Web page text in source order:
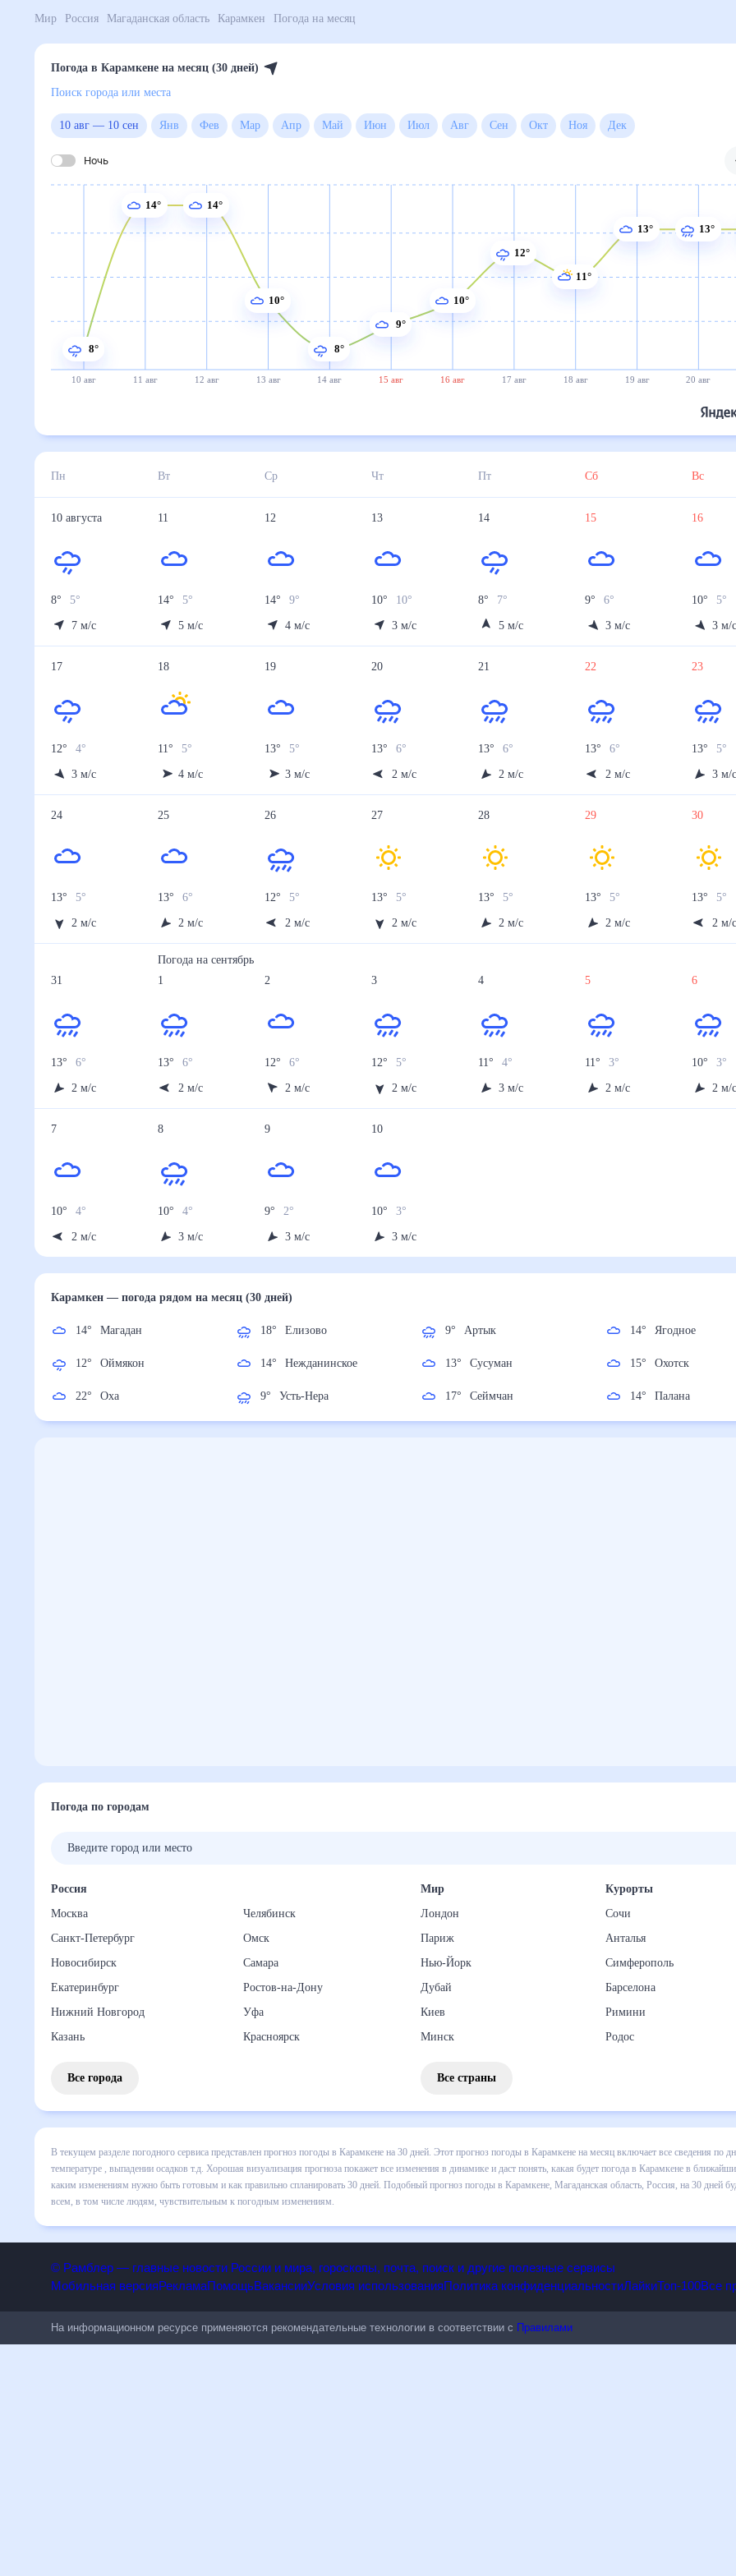
Мир Россия Магаданская область Карамкен Погода на месяц
Погода в Карамкене на месяц (30 дней)
Поиск города или места
10 авг—10 сен Янв Фев Мар Апр Май Июн Июл Авг Сен Окт Ноя
Ночь
10 авг 11 авг 12 авг 13 авг 14 авг 15 авг 16 авг 17 авг 18 авг 19 авг 20 авг
8°
14° 14°
10°
8°
9°
10°
12°
11°
13° 13°
Пн Вт Ср Чт Пт Сб Вс
10 августа
8° 5°
7 м/с
11
14° 5°
5 м/с
12
14° 9°
4 м/с
13
10° 10°
3 м/с
14
8° 7°
5 м/с
15
9° 6°
3 м/с
16
10° 5°
3 м/с
17
12° 4°
3 м/с
18
11° 5°
4 м/с
19
13° 5°
3 м/с
20
13° 6°
2 м/с
21
13° 6°
2 м/с
22
13° 6°
2 м/с
23
13° 5°
3 м/с
24
13° 5°
2 м/с
25
13° 6°
2 м/с
26
12° 5°
2 м/с
27
13° 5°
2 м/с
28
13° 5°
2 м/с
29
13° 5°
2 м/с
30
13° 5°
2 м/с
31
13° 6°
2 м/с
Погода насентябрь
1
13° 6°
2 м/с
2
12° 6°
2 м/с
3
12° 5°
2 м/с
4
11° 4°
3 м/с
5
11° 3°
2 м/с
6
10° 3°
2 м/с
7
10° 4°
2 м/с
8
10° 4°
3 м/с
9
9° 2°
3 м/с
10
10° 3°
3 м/с
Карамкен— погода рядомна месяц (30 дней)
14° Магадан
12° Оймякон
22° Оха
18° Елизово
14° Нежданинское
9° Усть-Нера
9° Артык
13° Сусуман
17° Сеймчан
14° Ягодное
15° Охотск
14° Палана
Погода по городам
Россия
Москва
Санкт-Петербург
Новосибирск
Екатеринбург
Нижний Новгород
Казань
Челябинск
Омск
Самара
Ростов-на-Дону
Уфа
Красноярск
Все города
Мир
Лондон
Париж
Нью-Йорк
Дубай
Киев
Минск
Курорты
Сочи
Анталья
Симферополь
Барселона
Римини
Родос
Все страны
В текущем разделе погодного сервиса представлен прогноз погоды в Карамкене на 30 дней. Этот прогноз погоды в Карамкене
включает все сведения по дневной температуре , выпадении осадков т.д. Хорошая визуализация прогноза покажет все
динамике и даст понять, какая будет погода в Карамкене в ближайший месяц, к каким изменениям нужно быть готовым и как
спланировать 30 дней. Подобный прогноз погоды в Карамкене, Магаданская область, Россия, на 30 дней будет полезен всем, в
© Рамблер — главные новости России и мира, гороскопы, почта, поиск и другие полезные сервисы
На информационном ресурсе применяются рекомендательные технологии в соответствии сПравилами